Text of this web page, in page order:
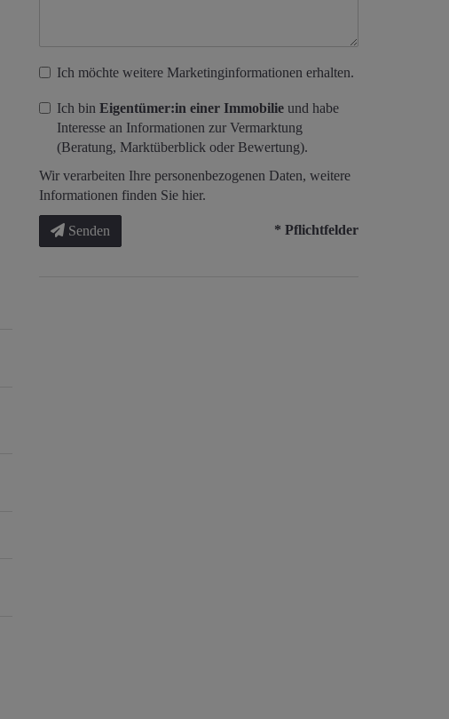
Ich möchte weitere Marketinginformationen erhalten.
Ich bin Eigentümer:in einer Immobilie und habe
Interesse an Informationen zur Vermarktung
(Beratung, Marktüberblick oder Bewertung).
Wir verarbeiten Ihre personenbezogenen Daten, weitere
Informationen finden Sie hier.
Senden * Pflichtfelder